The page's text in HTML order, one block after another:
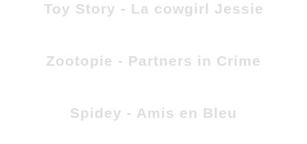
Toy Story - La cowgirl Jessie
Zootopie - Partners in Crime
Spidey - Amis en Bleu